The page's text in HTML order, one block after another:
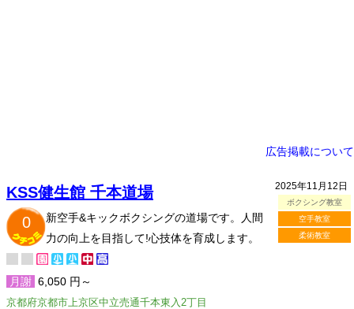
広告掲載について
2025年11月12日
ボクシング教室
空手教室
柔術教室
KSS健生館 千本道場
0
新空手&キックボクシングの道場です。人間
力の向上を目指して!心技体を育成します。
月謝 6,050 円～
京都府京都市上京区中立売通千本東入2丁目